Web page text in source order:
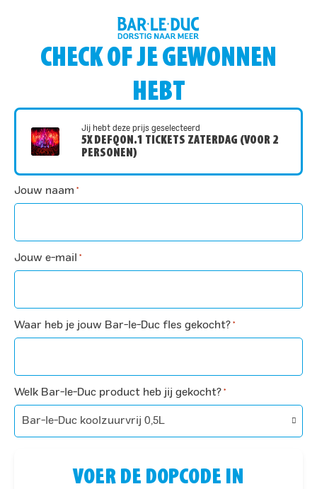
CHECK OF JE GEWONNEN
HEBT
Jij hebt deze prijs geselecteerd
5X DEFQON.1 TICKETS ZATERDAG (VOOR 2
PERSONEN)
Jouw naam *
Jouw e-mail *
Waar heb je jouw Bar-le-Duc fles gekocht? *
Welk Bar-le-Duc product heb jij gekocht? *
VOER DE DOPCODE IN